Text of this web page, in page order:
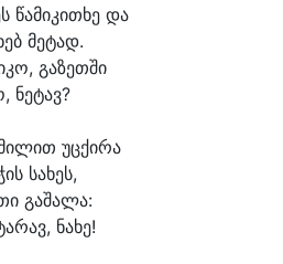
წამიკითხე და
მეტად.
კო, გაზეთში
ნეტავ?
ლით უცქირა
სახეს,
გაშალა:
რავ, ნახე!